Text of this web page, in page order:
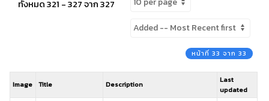
ทั้งหมด 321 - 327 จาก 327
หน้าที่ 33 จาก 33
Image Title Description
Last
updated